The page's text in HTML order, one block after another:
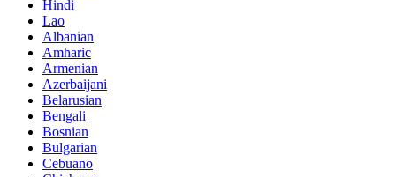
Hindi
Lao
Albanian
Amharic
Armenian
Azerbaijani
Belarusian
Bengali
Bosnian
Bulgarian
Cebuano